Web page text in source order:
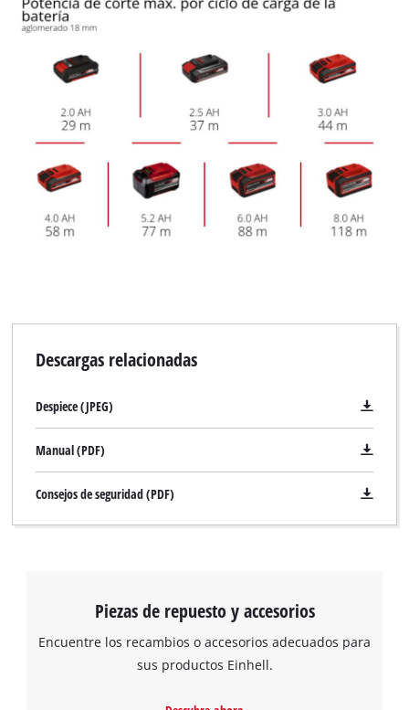
Descargas relacionadas
Despiece (JPEG)
Manual (PDF)
Consejos de seguridad (PDF)
Piezas de repuesto y accesorios
Encuentre los recambios o accesorios adecuados para
sus productos Einhell.